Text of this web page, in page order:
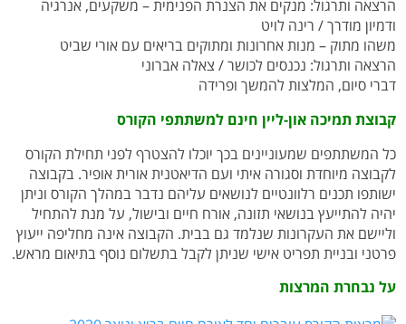
הרצאה ותרגול: מנקים את הצנרת הפנימית – משקעים, אנרגיה
ודמיון מודרך / רינה לויט
משהו מתוק – מנות אחרונות ומתוקים בריאים עם אורי שביט
הרצאה ותרגול: נכנסים לכושר / צאלה אברוני
דברי סיום, המלצות להמשך ופרידה
קבוצת תמיכה און-ליין חינם למשתתפי הקורס
כל המשתתפים שמעוניינים בכך יוכלו להצטרף לפני תחילת הקורס
לקבוצה מיוחדת וסגורה איתי ועם הדיאטנית אורית אופיר. בקבוצה
ישותפו תכנים רלוונטיים לנושאים עליהם נדבר במהלך הקורס וניתן
יהיה להתייעץ בנושאי תזונה, אורח חיים ובישול, על מנת להתחיל
וליישם את העקרונות שנלמד גם בבית. הקבוצה אינה מחליפה ייעוץ
פרטני ובניית תפריט אישי שניתן לקבל בתשלום נוסף בתיאום מראש.
על נבחרת המרצות